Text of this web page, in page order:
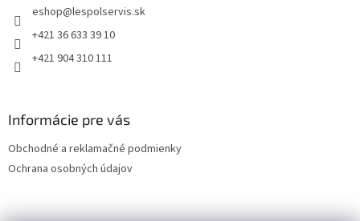
eshop@lespolservis.sk
+421 36 633 39 10
+421 904 310 111
Informácie pre vás
Obchodné a reklamačné podmienky
Ochrana osobných údajov